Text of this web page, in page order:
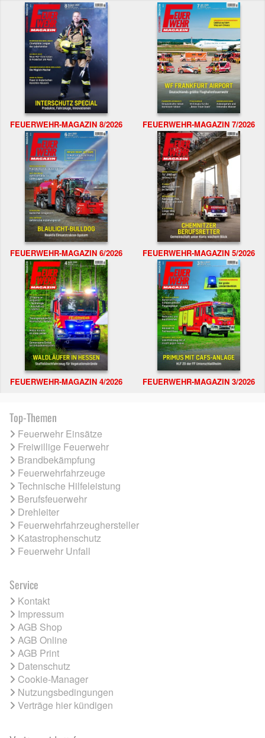
FEUERWEHR-MAGAZIN 8/2026 FEUERWEHR-MAGAZIN 7/2026
FEUERWEHR-MAGAZIN 6/2026 FEUERWEHR-MAGAZIN 5/2026
FEUERWEHR-MAGAZIN 4/2026 FEUERWEHR-MAGAZIN 3/2026
Top-Themen
Feuerwehr Einsätze
Freiwillige Feuerwehr
Brandbekämpfung
Feuerwehrfahrzeuge
Technische Hilfeleistung
Berufsfeuerwehr
Drehleiter
Feuerwehrfahrzeughersteller
Katastrophenschutz
Feuerwehr Unfall
Service
Kontakt
Impressum
AGB Shop
AGB Online
AGB Print
Datenschutz
Cookie-Manager
Nutzungsbedingungen
Verträge hier kündigen